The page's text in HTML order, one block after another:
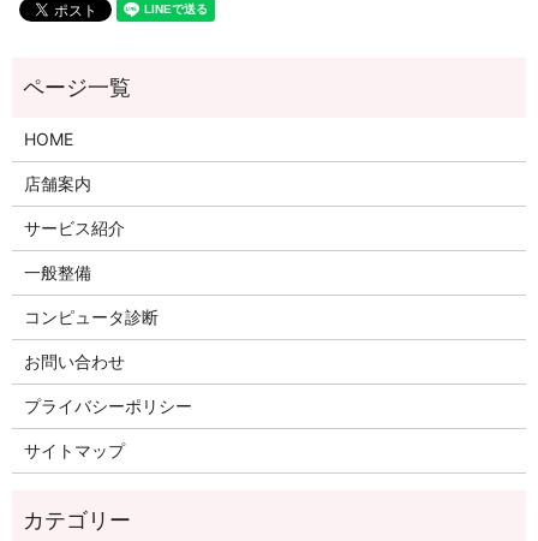
HOME
店舗案内
サービス紹介
一般整備
コンピュータ診断
お問い合わせ
プライバシーポリシー
サイトマップ